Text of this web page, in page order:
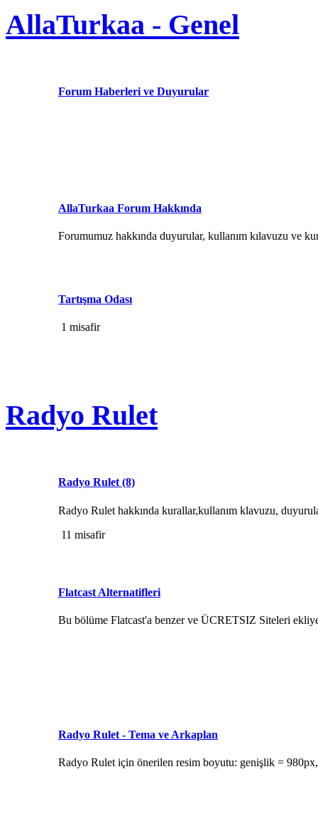
AllaTurkaa - Genel
Forum Haberleri ve Duyurular
AllaTurkaa Forum Hakkında
Forumumuz hakkında duyurular, kullanım kılavuzu ve
Tartışma Odası
1 misafir
Radyo Rulet
Radyo Rulet (8)
Radyo Rulet hakkında kurallar,kullanım klavuzu,
11 misafir
Flatcast Alternatifleri
Bu bölüme Flatcast'a benzer ve ÜCRETSIZ Siteleri
Radyo Rulet - Tema ve Arkaplan
Radyo Rulet için önerilen resim boyutu: genişlik =